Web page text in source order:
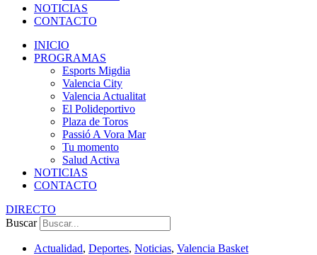
NOTICIAS
CONTACTO
INICIO
PROGRAMAS
Esports Migdia
Valencia City
Valencia Actualitat
El Polideportivo
Plaza de Toros
Passió A Vora Mar
Tu momento
Salud Activa
NOTICIAS
CONTACTO
DIRECTO
Buscar
Actualidad, Deportes, Noticias, Valencia Basket